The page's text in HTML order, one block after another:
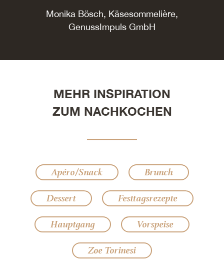
Monika Bösch, Käsesommelière,
GenussImpuls GmbH
MEHR INSPIRATION
ZUM NACHKOCHEN
Apéro/Snack
Brunch
Dessert
Festtagsrezepte
Hauptgang
Vorspeise
Zoe Torinesi